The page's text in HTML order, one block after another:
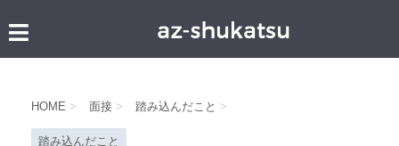
HOME > 面接 > 踏み込んだこと >
踏み込んだこと